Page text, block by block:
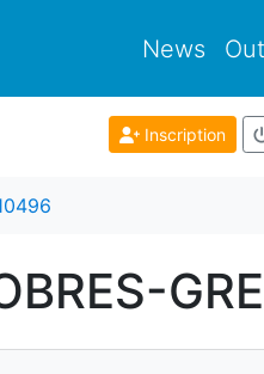
News
Inscription